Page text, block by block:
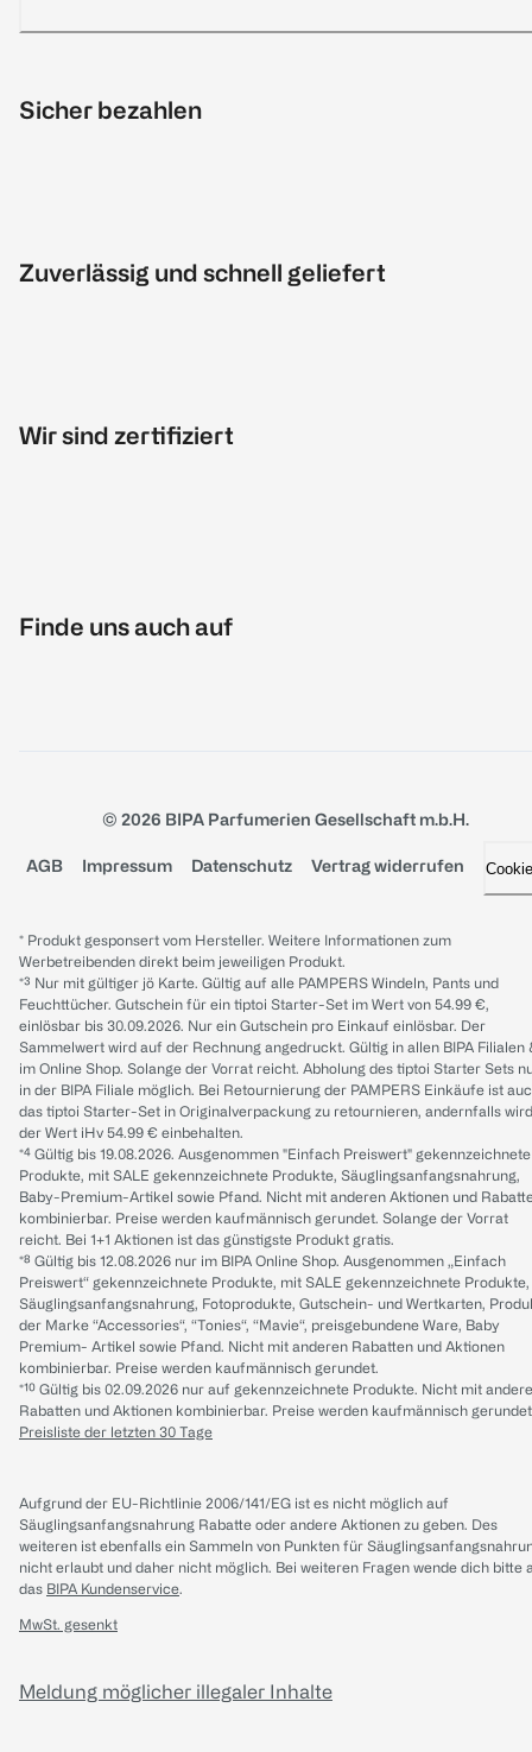
Sicher bezahlen
Zuverlässig und schnell geliefert
Wir sind zertifiziert
Finde uns auch auf
© 2026 BIPA Parfumerien Gesellschaft m.b.H.
AGB Impressum Datenschutz Vertrag widerrufen
* Produkt gesponsert vom Hersteller. Weitere Informationen zum
Werbetreibenden direkt beim jeweiligen Produkt.
*³ Nur mit gültiger jö Karte. Gültig auf alle PAMPERS Windeln, Pants und
Feuchttücher. Gutschein für ein tiptoi Starter-Set im Wert von 54.99 €,
einlösbar bis 30.09.2026. Nur ein Gutschein pro Einkauf einlösbar. Der
Sammelwert wird auf der Rechnung angedruckt. Gültig in allen BIPA Filialen
im Online Shop. Solange der Vorrat reicht. Abholung des tiptoi Starter Sets
in der BIPA Filiale möglich. Bei Retournierung der PAMPERS Einkäufe ist
das tiptoi Starter-Set in Originalverpackung zu retournieren, andernfalls wird
der Wert iHv 54.99 € einbehalten.
*⁴ Gültig bis 19.08.2026. Ausgenommen "Einfach Preiswert" gekennzeichnete
Produkte, mit SALE gekennzeichnete Produkte, Säuglingsanfangsnahrung,
Baby-Premium-Artikel sowie Pfand. Nicht mit anderen Aktionen und
kombinierbar. Preise werden kaufmännisch gerundet. Solange der Vorrat
reicht. Bei 1+1 Aktionen ist das günstigste Produkt gratis.
*⁸ Gültig bis 12.08.2026 nur im BIPA Online Shop. Ausgenommen „Einfach
Preiswert“ gekennzeichnete Produkte, mit SALE gekennzeichnete Produkte,
Säuglingsanfangsnahrung, Fotoprodukte, Gutschein- und Wertkarten,
der Marke “Accessories“, “Tonies“, “Mavie“, preisgebundene Ware, Baby
Premium- Artikel sowie Pfand. Nicht mit anderen Rabatten und Aktionen
kombinierbar. Preise werden kaufmännisch gerundet.
*¹⁰ Gültig bis 02.09.2026 nur auf gekennzeichnete Produkte. Nicht mit
Rabatten und Aktionen kombinierbar. Preise werden kaufmännisch
Preisliste der letzten 30 Tage
Aufgrund der EU-Richtlinie 2006/141/EG ist es nicht möglich auf
Säuglingsanfangsnahrung Rabatte oder andere Aktionen zu geben. Des
weiteren ist ebenfalls ein Sammeln von Punkten für
nicht erlaubt und daher nicht möglich. Bei weiteren Fragen wende dich bitte
das BIPA Kundenservice.
MwSt. gesenkt
Meldung möglicher illegaler Inhalte